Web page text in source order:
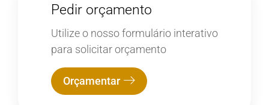
Pedir orçamento
Utilize o nosso formulário interativo
para solicitar orçamento
Orçamentar